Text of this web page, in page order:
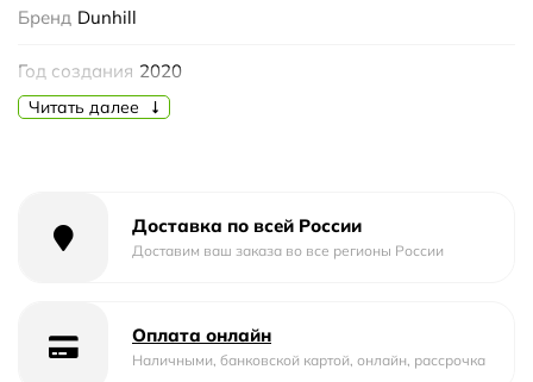
Бренд Dunhill
Год создания 2020
Пол Мужской
Читать далее
Доставка по всей России
Доставим ваш заказа во все регионы России
Оплата онлайн
Наличными, банковской картой, онлайн, рассрочка